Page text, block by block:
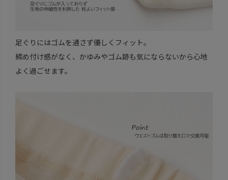
足ぐりにはゴムを通さず優しくフィット。
締め付け感がなく、かゆみやゴム跡も気にならないから心地
よく過ごせます。